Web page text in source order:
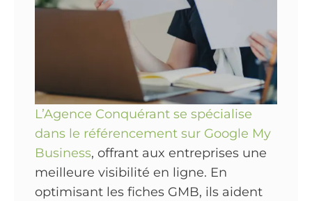
L’Agence Conquérant se spécialise
dans le référencement sur Google My
Business, offrant aux entreprises une
meilleure visibilité en ligne. En
optimisant les fiches GMB, ils aident